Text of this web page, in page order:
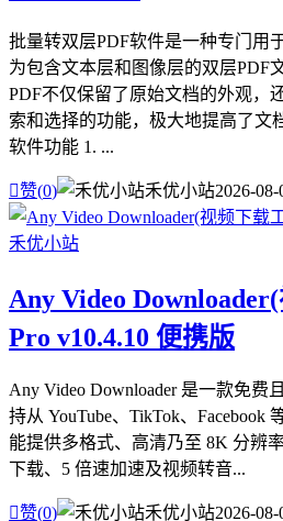
批量转双层PDF软件是一种专门用
为包含文本层和图像层的双层PDF
PDF不仅保留了原始文档的外观，
索和选择的功能，极大地提高了文
软件功能 1. ...
赞(0) 禾优小站2026-08-
Any Video
Pro v10.4.10 便携版
Any Video Downloader 是一款免费
持从 YouTube、TikTok、Facebook
能提供多格式、高清乃至 8K 分辨
下载、5 倍速加速及视频转音...
赞(0) 禾优小站2026-08-